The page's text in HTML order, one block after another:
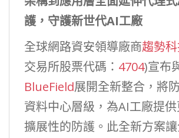
護，守護新世代AI工廠
全球網路資安領導廠商趨勢
交易所股票代碼： 4704)宣布
BlueField展開全新整合，將
資料中心層級，為AI工廠提
擴展性的防護。此全新方案